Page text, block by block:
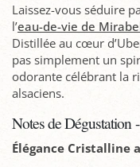
Laissez-vous séduire
l’eau-de-vie de
Distillée au cœur
pas simplement un
odorante célébrant la
alsaciens.
Notes de
Élégance Cristalline